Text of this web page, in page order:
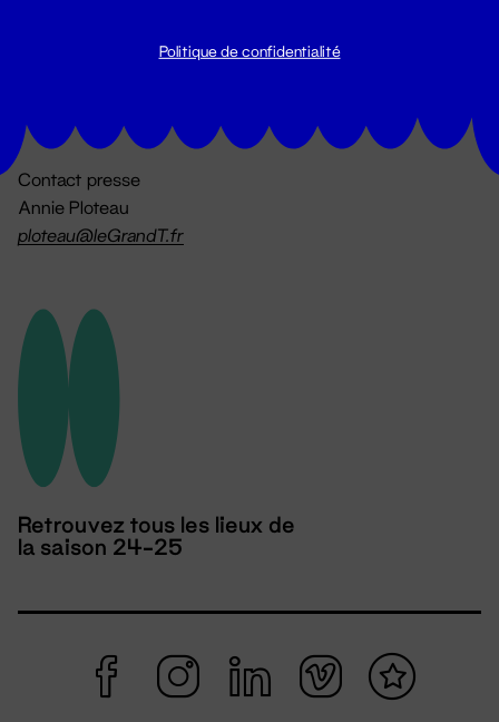
Contact presse
Annie Ploteau
ploteau@leGrandT.fr
Retrouvez tous les lieux de
la saison 24-25
Politique de confidentialité